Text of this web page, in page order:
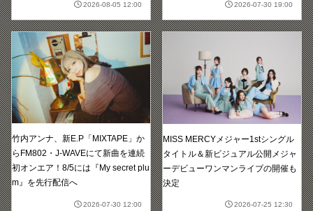
2026-08-05 12:00 2026-07-30 19:00
竹内アンナ、新E.P「MIXTAPE」か
らFM802・J-WAVEにて新曲を連続
初オンエア！8/5には『My secret plu
m』を先行配信へ
2026-07-30 12:00
MISS MERCYメジャー1stシングル
タイトル＆新ビジュアル公開メジャ
ーデビューワンマンライブの開催も
決定
2026-07-25 12:30